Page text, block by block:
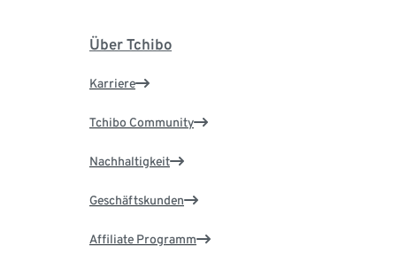
Über Tchibo
Karriere
Tchibo Community
Nachhaltigkeit
Geschäftskunden
Affiliate Programm